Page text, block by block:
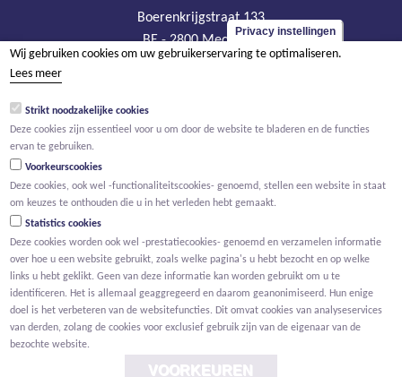
Boerenkrijgstraat 133
BE - 2800 Mechelen
tel +32 15 569 965
BTW BE 0466.256.432
Privacy instellingen
Wij gebruiken cookies om uw gebruikerservaring te optimaliseren.
Lees meer
Strikt noodzakelijke cookies
Deze cookies zijn essentieel voor u om door de website te bladeren en de functies
ervan te gebruiken.
Voorkeurscookies
Deze cookies, ook wel -functionaliteitscookies- genoemd, stellen een website in staat
om keuzes te onthouden die u in het verleden hebt gemaakt.
Statistics cookies
Deze cookies worden ook wel -prestatiecookies- genoemd en verzamelen informatie
over hoe u een website gebruikt, zoals welke pagina's u hebt bezocht en op welke
links u hebt geklikt. Geen van deze informatie kan worden gebruikt om u te
identificeren. Het is allemaal geaggregeerd en daarom geanonimiseerd. Hun enige
doel is het verbeteren van de websitefuncties. Dit omvat cookies van analyseservices
van derden, zolang de cookies voor exclusief gebruik zijn van de eigenaar van de
bezochte website.
VOORKEUREN